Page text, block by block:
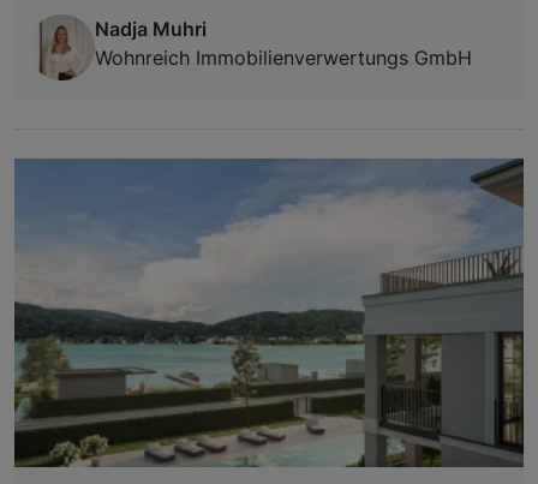
Nadja Muhri
Wohnreich Immobilienverwertungs GmbH